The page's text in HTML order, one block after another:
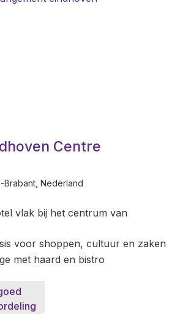
Centre
Nederland
vlak bij het centrum van
voor shoppen, cultuur en zaken
met haard en bistro